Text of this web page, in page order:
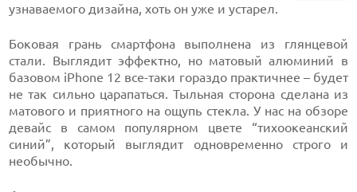
узнаваемого дизайна, хоть он уже и устарел.
Боковая грань смартфона выполнена из глянцевой
стали. Выглядит эффектно, но матовый алюминий в
базовом iPhone 12 все-таки гораздо практичнее – будет
не так сильно царапаться. Тыльная сторона сделана из
матового и приятного на ощупь стекла. У нас на обзоре
девайс в самом популярном цвете “тихоокеанский
синий”, который выглядит одновременно строго и
необычно.